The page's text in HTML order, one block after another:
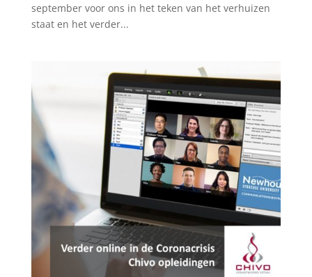
september voor ons in het teken van het verhuizen
staat en het verder...